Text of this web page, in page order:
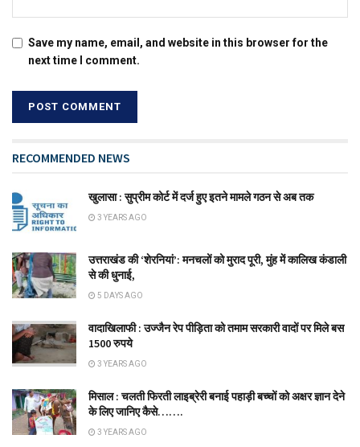
Save my name, email, and website in this browser for the
next time I comment.
RECOMMENDED NEWS
खुलासा : सुप्रीम कोर्ट में दर्ज हुए इतने मामले गठन से अब तक
3 YEARS AGO
उत्तराखंड की ‘शेरनियां’: मनचलों को मुराद पूरी, मुंह में कालिख कंडाली
से की धुनाई,
5 DAYS AGO
वादाखिलाफी : उज्जैन रेप पीड़िता को तमाम सरकारी वादों पर मिले बस
1500 रुपये
3 YEARS AGO
मिसाल : चलती फिरती लाइब्रेरी बनाई पहाड़ी बच्चों को अक्षर ज्ञान देने
के लिए जानिए कैसे…….
3 YEARS AGO